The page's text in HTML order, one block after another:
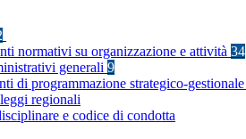
normativi su organizzazione e attività 34
generali 9
di programmazione strategico-gestionale
regionali
e codice di condotta